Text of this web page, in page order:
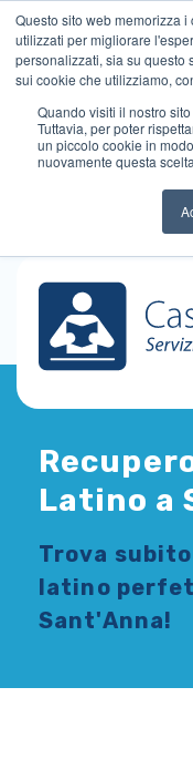
Questo sito web memorizza
utilizzati per migliorare
personalizzati, sia su questo
sui cookie che utilizziamo,
Quando visiti il ​​nostro
Tuttavia, per poter
un piccolo cookie in
nuovamente questa
Latino a
Trova
latino
Sant'Anna!